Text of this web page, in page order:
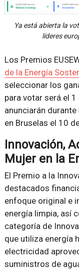
Ya está abierta la
líderes
Los Premios
de la Energía
seleccionar los
para votar será el
anunciarán
en Bruselas el 10
Innovación,
Mujer en la
El Premio a la
destacados
enfoque original e
energía limpia, así
categoría de
que utiliza energía
electricidad
suministros de